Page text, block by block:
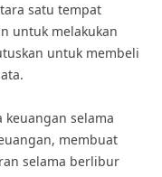
satu tempat
untuk melakukan
untuk membeli
selama
membuat
selama berlibur